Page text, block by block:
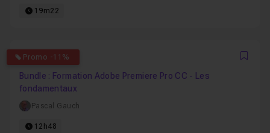
19m22
Promo -11%
4.8387096774194
Bundle : Formation Adobe Premiere Pro CC - Les
fondamentaux
Pascal Gauch
12h48